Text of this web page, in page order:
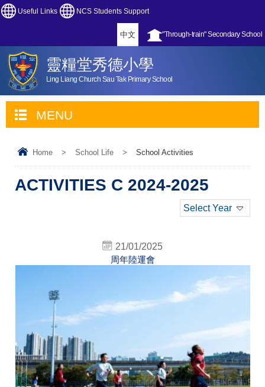
Useful Links NCS Students Support
"Through-train" Secondary School
中文
靈糧堂秀德小學
Ling Liang Church Sau Tak Primary School
MENU
Home > School Life > School Activities
ACTIVITIES C 2024-2025
Select Year
21/01/2025
周年陸運會